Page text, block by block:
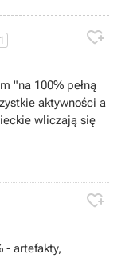
1 
"na 100% pełną
aktywności a
wliczają się

- artefakty,